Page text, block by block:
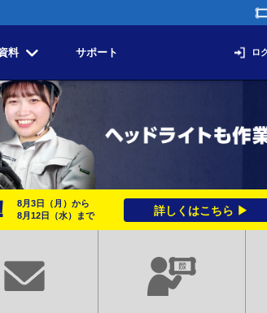
料 サポート ロ
8月3日 （月） から
8月12日
（水） まで 詳しくはこちら ▶